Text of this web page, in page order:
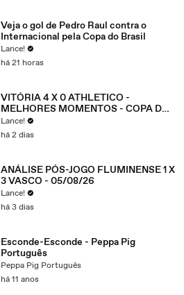
Veja o gol de Pedro Raul contra o
Internacional pela Copa do Brasil
Lance!
há 21 horas
VITÓRIA 4 X 0 ATHLETICO -
MELHORES MOMENTOS - COPA DO
BRASIL 2026 - OITAVAS DE FINAL -
JOGO 2
Lance!
há 2 dias
ANÁLISE PÓS-JOGO FLUMINENSE 1 X
3 VASCO - 05/08/26
Lance!
há 3 dias
Esconde-Esconde - Peppa Pig
Português
Peppa Pig Português
há 11 anos